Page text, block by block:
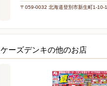
〒059-0032 北海道登別市新生町1-10-1
ケーズデンキの他のお店